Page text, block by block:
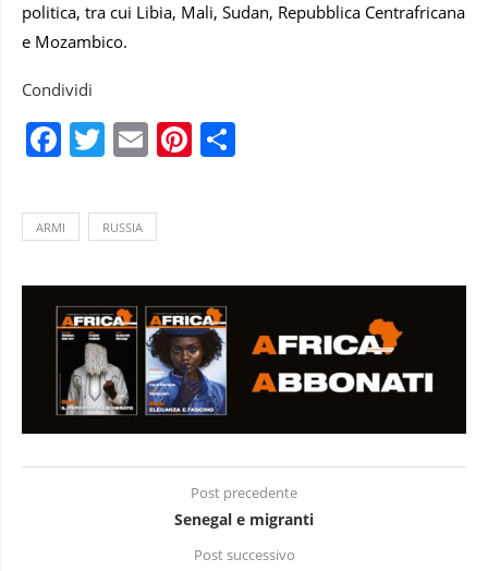
politica, tra cui Libia, Mali, Sudan, Repubblica Centrafricana
e Mozambico.
Condividi
Facebook
Twitter
EmailPinterest
ARMI RUSSIA
Post precedente
Senegal e migranti
Post successivo